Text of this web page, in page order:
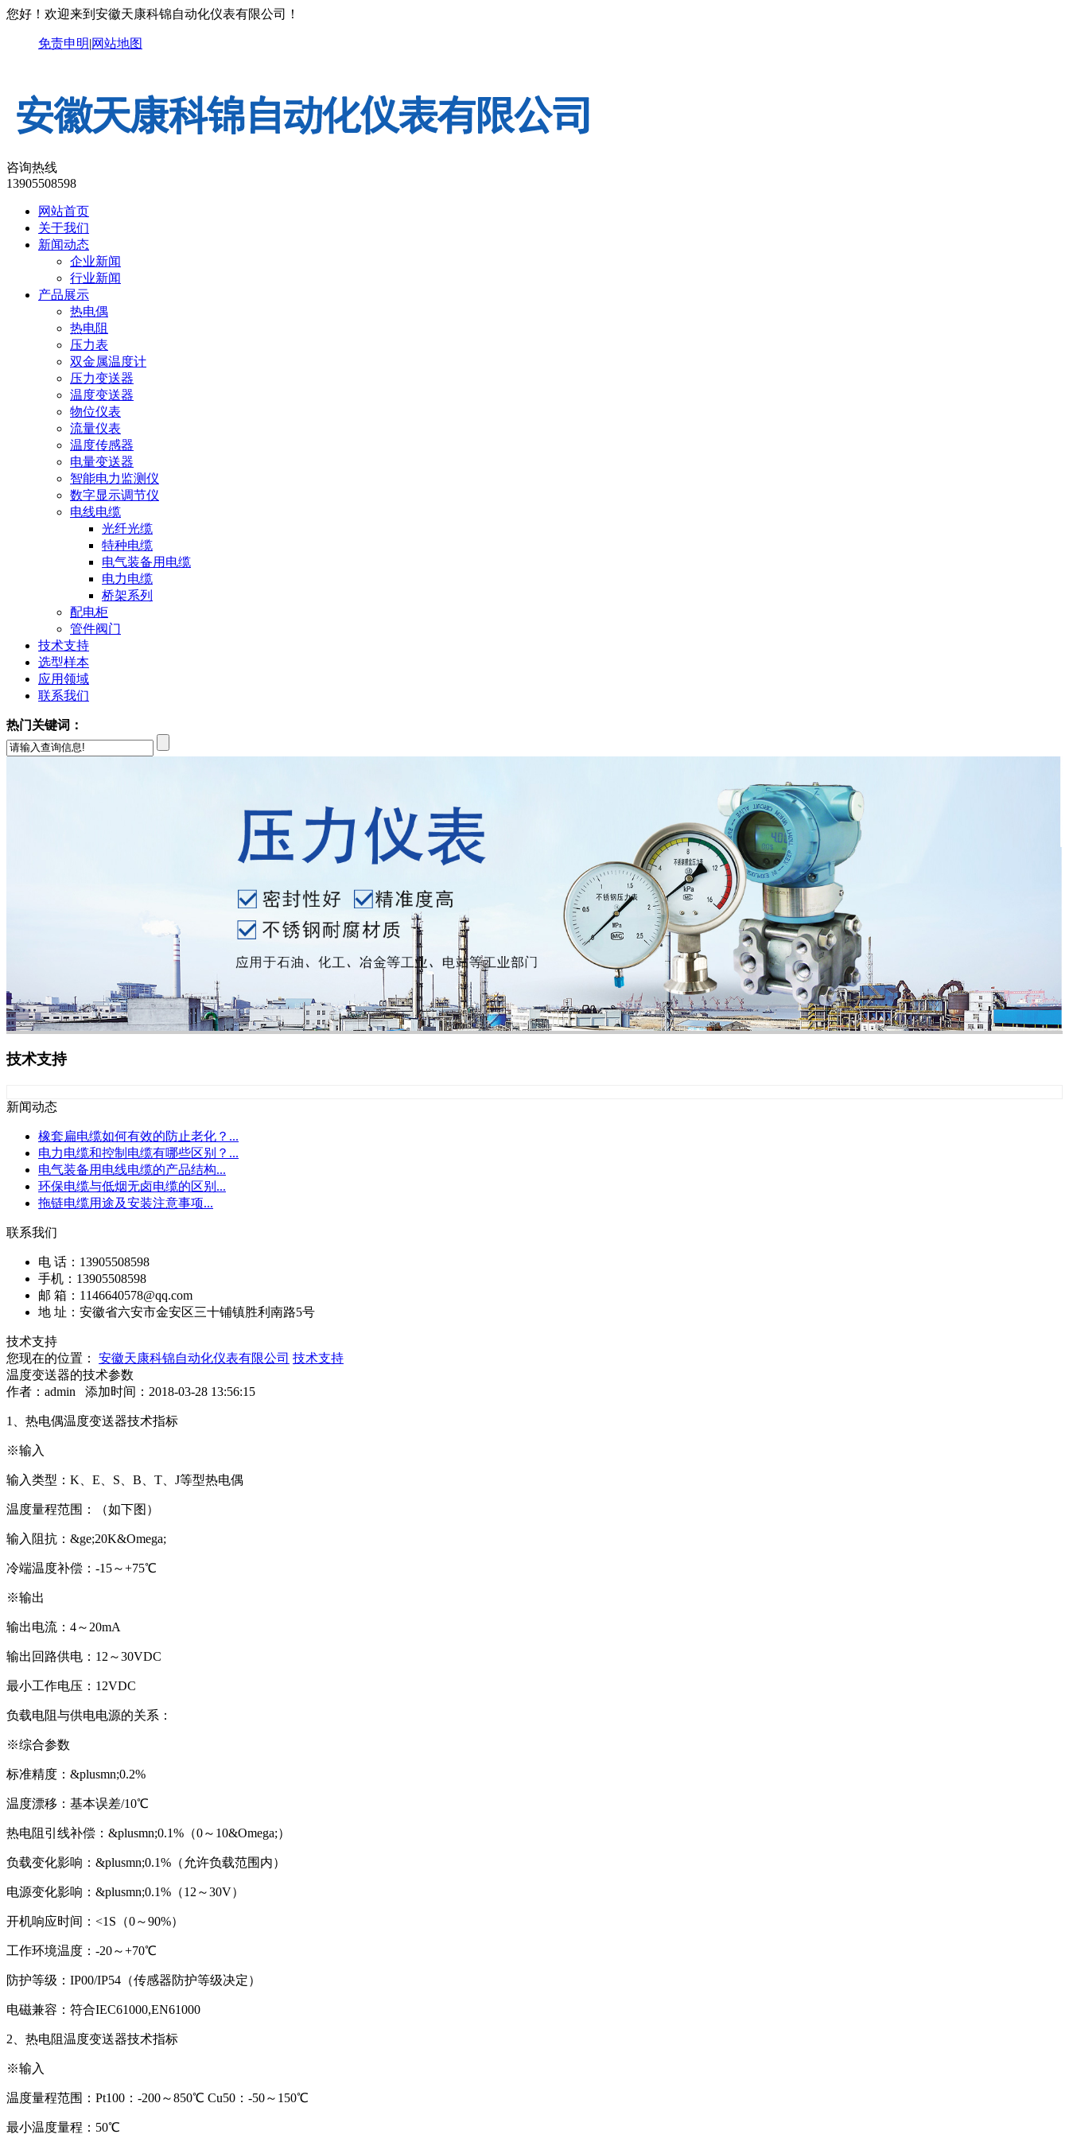
您好！欢迎来到安徽天康科锦自动化仪表有限公司！
免责申明|网站地图
咨询热线
13905508598
网站首页
关于我们
新闻动态
企业新闻
行业新闻
产品展示
热电偶
热电阻
压力表
双金属温度计
压力变送器
温度变送器
物位仪表
流量仪表
温度传感器
电量变送器
智能电力监测仪
数字显示调节仪
电线电缆
光纤光缆
特种电缆
电气装备用电缆
电力电缆
桥架系列
配电柜
管件阀门
技术支持
选型样本
应用领域
联系我们
热门关键词：
技术支持
新闻动态
橡套扁电缆如何有效的防止老化？ ...
电力电缆和控制电缆有哪些区别？ ...
电气装备用电线电缆的产品结构...
环保电缆与低烟无卤电缆的区别 ...
拖链电缆用途及安装注意事项...
联系我们
电 话：13905508598
手机：13905508598
邮 箱：1146640578@qq.com
地 址：安徽省六安市金安区三十铺镇胜利南路5号
技术支持
您现在的位置： 安徽天康科锦自动化仪表有限公司 技术支持
温度变送器的技术参数
作者： admin 添加时间：2018-03-28 13:56:15
1、热电偶温度变送器技术指标
※输入
输入类型：K、E、S、B、T、J等型热电偶
温度量程范围：（如下图）
输入阻抗：&ge;20K&Omega;
冷端温度补偿：-15～+75℃
※输出
输出电流：4～20mA
输出回路供电：12～30VDC
最小工作电压：12VDC
负载电阻与供电电源的关系：
※综合参数
标准精度：&plusmn;0.2%
温度漂移：基本误差/10℃
热电阻引线补偿：&plusmn;0.1%（0～10&Omega;）
负载变化影响：&plusmn;0.1%（允许负载范围内）
电源变化影响：&plusmn;0.1%（12～30V）
开机响应时间：<1S（0～90%）
工作环境温度：-20～+70℃
防护等级：IP00/IP54（传感器防护等级决定）
电磁兼容：符合IEC61000,EN61000
2、热电阻温度变送器技术指标
※输入
温度量程范围：Pt100：-200～850℃ Cu50：-50～150℃
最小温度量程：50℃